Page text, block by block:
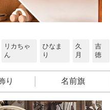
リカちゃ
ん
ひなま
り
久
月
吉
徳
り 名前旗